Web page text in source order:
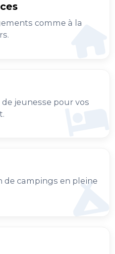
comme à la
jeunesse pour vos
de campings en pleine